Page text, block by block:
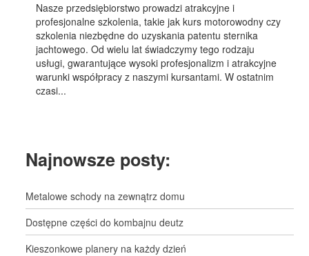
Nasze przedsiębiorstwo prowadzi atrakcyjne i
profesjonalne szkolenia, takie jak kurs motorowodny czy
szkolenia niezbędne do uzyskania patentu sternika
jachtowego. Od wielu lat świadczymy tego rodzaju
usługi, gwarantujące wysoki profesjonalizm i atrakcyjne
warunki współpracy z naszymi kursantami. W ostatnim
czasi...
Najnowsze posty:
Metalowe schody na zewnątrz domu
Dostępne części do kombajnu deutz
Kieszonkowe planery na każdy dzień